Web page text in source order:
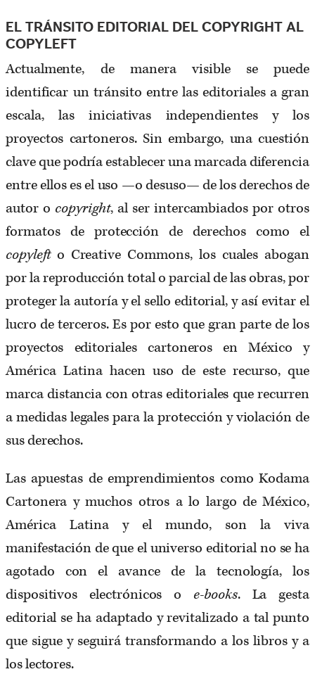
EL TRÁNSITO EDITORIAL DEL COPYRIGHT AL
COPYLEFT
Actualmente, de manera visible se puede
identificar un tránsito entre las editoriales a gran
escala, las iniciativas independientes y los
proyectos cartoneros. Sin embargo, una cuestión
clave que podría establecer una marcada diferencia
entre ellos es el uso —o desuso— de los derechos de
autor o copyright, al ser intercambiados por otros
formatos de protección de derechos como el
copyleft o Creative Commons, los cuales abogan
por la reproducción total o parcial de las obras, por
proteger la autoría y el sello editorial, y así evitar el
lucro de terceros. Es por esto que gran parte de los
proyectos editoriales cartoneros en México y
América Latina hacen uso de este recurso, que
marca distancia con otras editoriales que recurren
a medidas legales para la protección y violación de
sus derechos.
Las apuestas de emprendimientos como Kodama
Cartonera y muchos otros a lo largo de México,
América Latina y el mundo, son la viva
manifestación de que el universo editorial no se ha
agotado con el avance de la tecnología, los
dispositivos electrónicos oe-books. La gesta
editorial se ha adaptado y revitalizado a tal punto
que sigue y seguirá transformando a los libros y a
los lectores.